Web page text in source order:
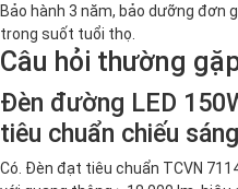
Bảo hành 3 năm, bảo dưỡng đơn
trong suốt tuổi thọ.
Câu hỏi thường
Đèn đường LED
tiêu chuẩn chiếu
Có. Đèn đạt tiêu chuẩn TCVN